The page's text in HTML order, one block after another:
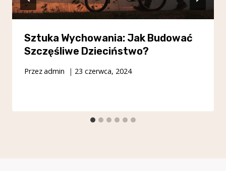
Sztuka Wychowania: Jak Budować
Szczęśliwe Dzieciństwo?
Przezadmin 23 czerwca, 2024